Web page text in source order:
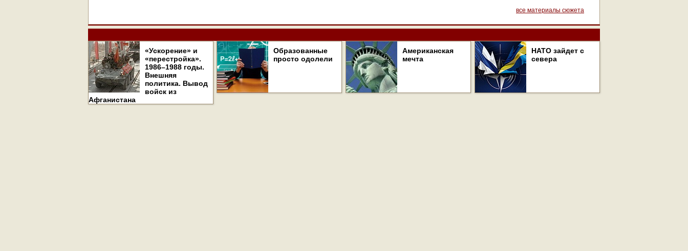
все материалы сюжета
«Ускорение» и
«перестройка».
1986–1988 годы.
Внешняя
политика. Вывод
войск из
Афганистана
Образованные
просто одолели
Американская
мечта
НАТО зайдет с
севера